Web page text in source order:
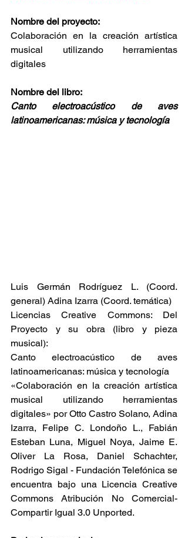
Nombre del proyecto:
Colaboración en la creación artística
musical utilizando herramientas
digitales
Nombre del libro:
Canto electroacústico de aves
latinoamericanas: música y tecnología
Luis Germán Rodríguez L. (Coord.
general) Adina Izarra (Coord. temática)
Licencias Creative Commons: Del
Proyecto y su obra (libro y pieza
musical):
Canto electroacústico de aves
latinoamericanas: música y tecnología
«Colaboración en la creación artística
musical utilizando herramientas
digitales» por Otto Castro Solano, Adina
Izarra, Felipe C. Londoño L., Fabián
Esteban Luna, Miguel Noya, Jaime E.
Oliver La Rosa, Daniel Schachter,
Rodrigo Sigal - Fundación Telefónica se
encuentra bajo una Licencia Creative
Commons Atribución No Comercial-
Compartir Igual 3.0 Unported.